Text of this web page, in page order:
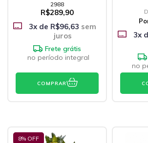
2988
R$289,90
3x de R$96,63 sem
juros
Frete grátis
no período integral
COMPRAR
3x
no
8% OFF